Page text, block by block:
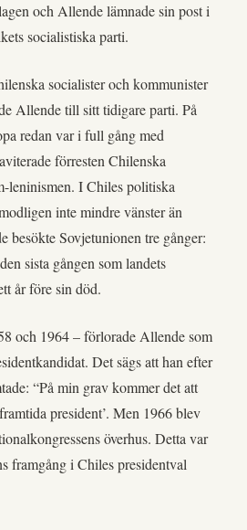
och Allende lämnade sin post i
socialistiska parti.
socialister och kommunister
Allende till sitt tidigare parti. På
redan var i full gång med
förresten Chilenska
leninismen. I Chiles politiska
inte mindre vänster än
besökte Sovjetunionen tre gånger:
sista gången som landets
år före sin död.
och 1964 – förlorade Allende som
Det sägs att han efter
“På min grav kommer det att
president’. Men 1966 blev
överhus. Detta var
framgång i Chiles presidentval